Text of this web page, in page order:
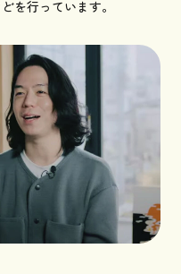
を行っています。